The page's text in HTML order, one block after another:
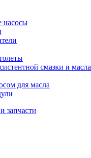
насосы
смазки и масла
для масла
запчасти